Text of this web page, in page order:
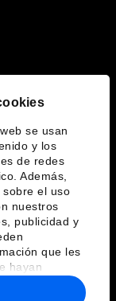
se usan
y los
de redes
Además,
el uso
nuestros
publicidad y
que les
hayan
que haya